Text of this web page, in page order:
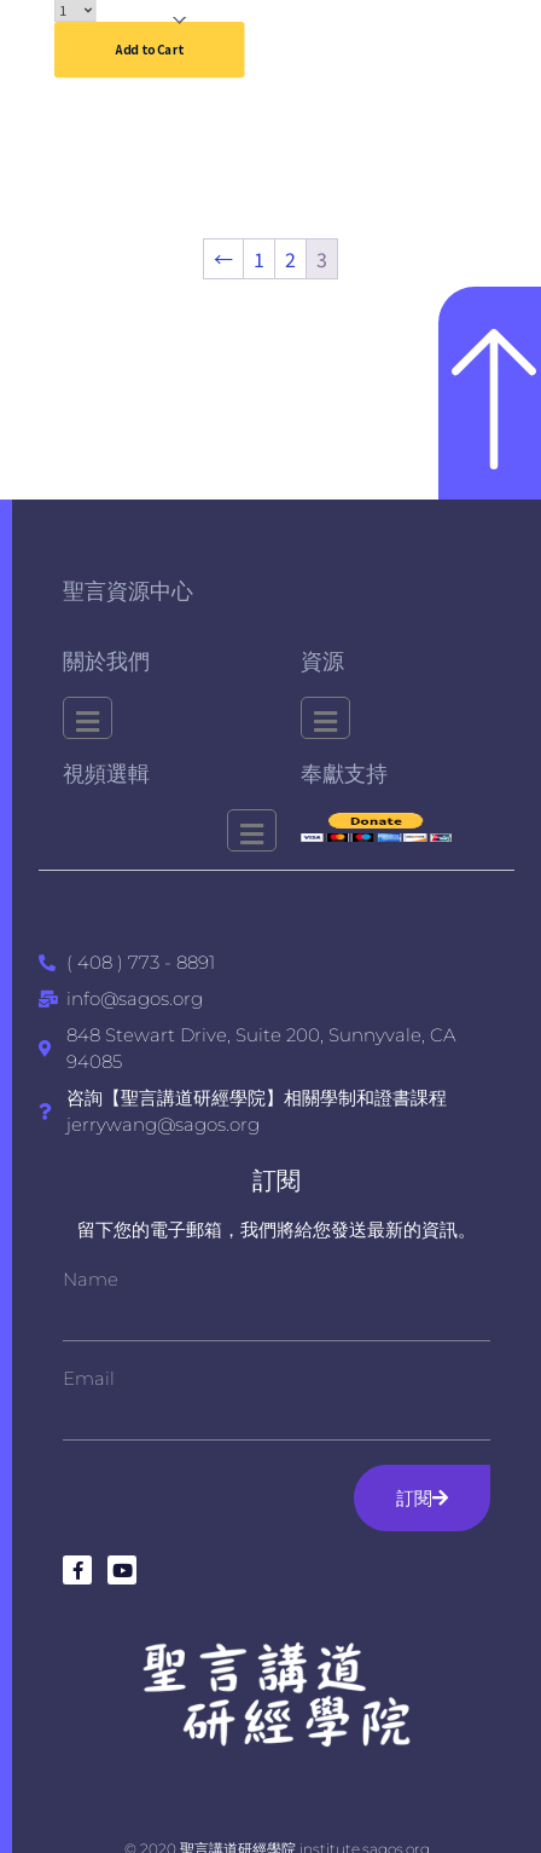
Add to Cart
← 1 2 3
聖言資源中心
關於我們 資源
視頻選輯 奉獻支持
( 408 ) 773 - 8891
info@sagos.org
848 Stewart Drive, Suite 200, Sunnyvale, CA
94085
咨詢【聖言講道研經學院】相關學制和證書課程
jerrywang@sagos.org
訂閱
留下您的電子郵箱，我們將給您發送最新的資訊。
Name
Email
訂閱
© 2020 聖言講道研經學院 institute.sagos.org